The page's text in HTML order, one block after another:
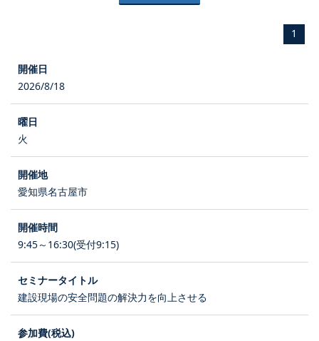
1
2026/8/18
火
愛知県名古屋市
9:45～16:30(受付9:15)
建設現場の安全問題の解決力を向上させる